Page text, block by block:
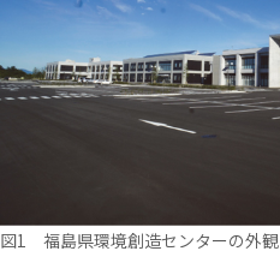
図1 福島県環境創造センターの外観